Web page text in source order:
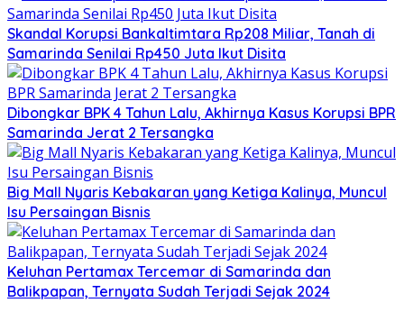
Skandal Korupsi Bankaltimtara Rp208 Miliar, Tanah di
Samarinda Senilai Rp450 Juta Ikut Disita
Dibongkar BPK 4 Tahun Lalu, Akhirnya Kasus Korupsi BPR
Samarinda Jerat 2 Tersangka
Big Mall Nyaris Kebakaran yang Ketiga Kalinya, Muncul
Isu Persaingan Bisnis
Keluhan Pertamax Tercemar di Samarinda dan
Balikpapan, Ternyata Sudah Terjadi Sejak 2024